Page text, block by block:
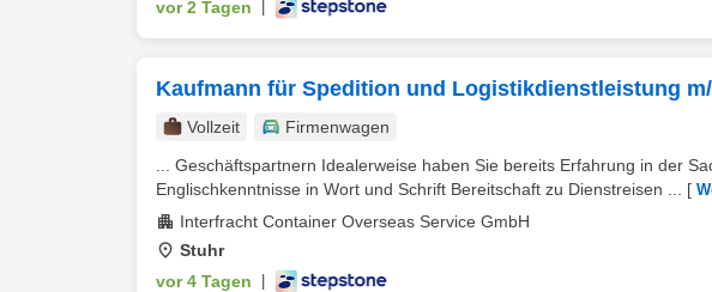
vor 2 Tagen
Kaufmann für Spedition und Logistikdienstleistung
Vollzeit
Firmenwagen
... Geschäftspartnern Idealerweise haben Sie bereits Erfahrung in der
Englischkenntnisse in Wort und Schrift Bereitschaft zu Dienstreisen ...
[
Interfracht Container Overseas Service GmbH
Stuhr
vor 4 Tagen